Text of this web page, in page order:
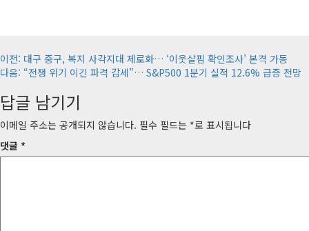
게
시
물
내
비
이전: 대구 중구, 복지 사각지대 제로화… ‘이웃살핌 확인조사’ 본격 가동
다음: “전쟁 위기 이긴 파격 감세”… S&P500 1분기 실적 12.6% 급증 전망
답글 남기기
이메일 주소는 공개되지 않습니다. 필수 필드는 *로 표시됩니다
댓글 *